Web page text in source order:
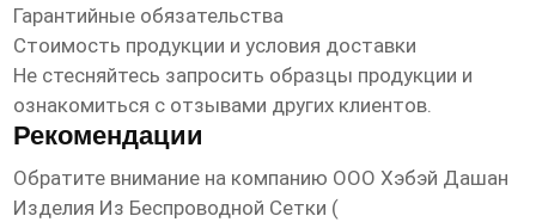
Гарантийные обязательства
Стоимость продукции и условия доставки
Не стесняйтесь запросить образцы продукции и
ознакомиться с отзывами других клиентов.
Рекомендации
Обратите внимание на компанию ООО Хэбэй Дашан
Изделия Из Беспроводной Сетки (